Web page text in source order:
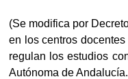
(Se modifica por
en los centros
regulan los estudios
Autónoma de